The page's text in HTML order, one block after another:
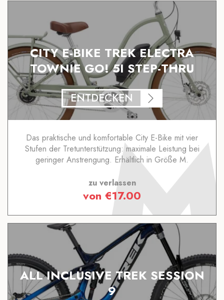
CITY E-BIKE TREK ELECTRA
TOWNIE GO! 5I STEP-THRU
ENTDECKEN
Das praktische und komfortable City E-Bike mit vier
Stufen der Tretunterstützung: maximale Leistung bei
geringer Anstrengung. Erhältlich in Größe M.
zu verlassen
von €17.00
ALL INCLUSIVE TREK SESSION
9